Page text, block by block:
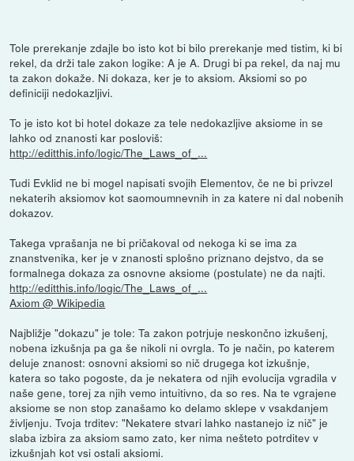
Tole prerekanje zdajle bo isto kot bi bilo prerekanje med tistim, ki bi
rekel, da drži tale zakon logike: A je A. Drugi bi pa rekel, da naj mu
ta zakon dokaže. Ni dokaza, ker je to aksiom. Aksiomi so po
definiciji nedokazljivi.
To je isto kot bi hotel dokaze za tele nedokazljive aksiome in se
lahko od znanosti kar posloviš:
http://editthis.info/logic/The_Laws_of_...
Tudi Evklid ne bi mogel napisati svojih Elementov, če ne bi privzel
nekaterih aksiomov kot saomoumnevnih in za katere ni dal nobenih
dokazov.
Takega vprašanja ne bi pričakoval od nekoga ki se ima za
znanstvenika, ker je v znanosti splošno priznano dejstvo, da se
formalnega dokaza za osnovne aksiome (postulate) ne da najti.
http://editthis.info/logic/The_Laws_of_...
Axiom @ Wikipedia
Najbližje "dokazu" je tole: Ta zakon potrjuje neskončno izkušenj,
nobena izkušnja pa ga še nikoli ni ovrgla. To je način, po katerem
deluje znanost: osnovni aksiomi so nič drugega kot izkušnje,
katera so tako pogoste, da je nekatera od njih evolucija vgradila v
naše gene, torej za njih vemo intuitivno, da so res. Na te vgrajene
aksiome se non stop zanašamo ko delamo sklepe v vsakdanjem
življenju. Tvoja trditev: "Nekatere stvari lahko nastanejo iz nič" je
slaba izbira za aksiom samo zato, ker nima nešteto potrditev v
izkušnjah kot vsi ostali aksiomi.